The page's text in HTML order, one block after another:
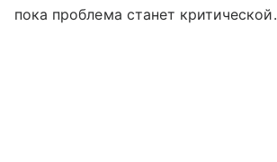
пока проблема станет критической.